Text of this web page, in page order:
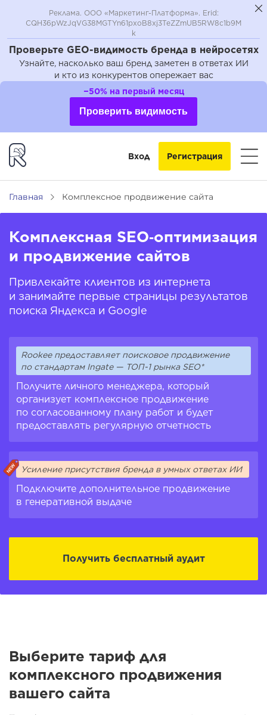
Проверьте GEO-видимость бренда в нейросетях
Узнайте, насколько ваш бренд заметен в ответах ИИ
и кто из конкурентов опережает вас
Реклама. ООО «Маркетинг-Платформа». Erid:
CQH36pWzJqVG38MGTYn61pxoB8xj3TeZZmUB5RW8c1b9M
k
−50% на первый месяц
Проверить видимость
Вход Регистрация
Главная Комплексное продвижение сайта
Комплексная SEO‑оптимизация
и продвижение сайтов
Привлекайте клиентов из интернета
и занимайте первые страницы результатов
поиска Яндекса и Google
Rookee предоставляет поисковое продвижение
по стандартам Ingate — ТОП-1 рынка SEO*
Получите личного менеджера, который
организует комплексное продвижение
по согласованному плану работ и будет
предоставлять регулярную отчетность
Усиление присутствия бренда в умных ответах ИИ
Подключите дополнительное продвижение
в генеративной выдаче
Получить бесплатный аудит
Выберите тариф для
комплексного продвижения
вашего сайта